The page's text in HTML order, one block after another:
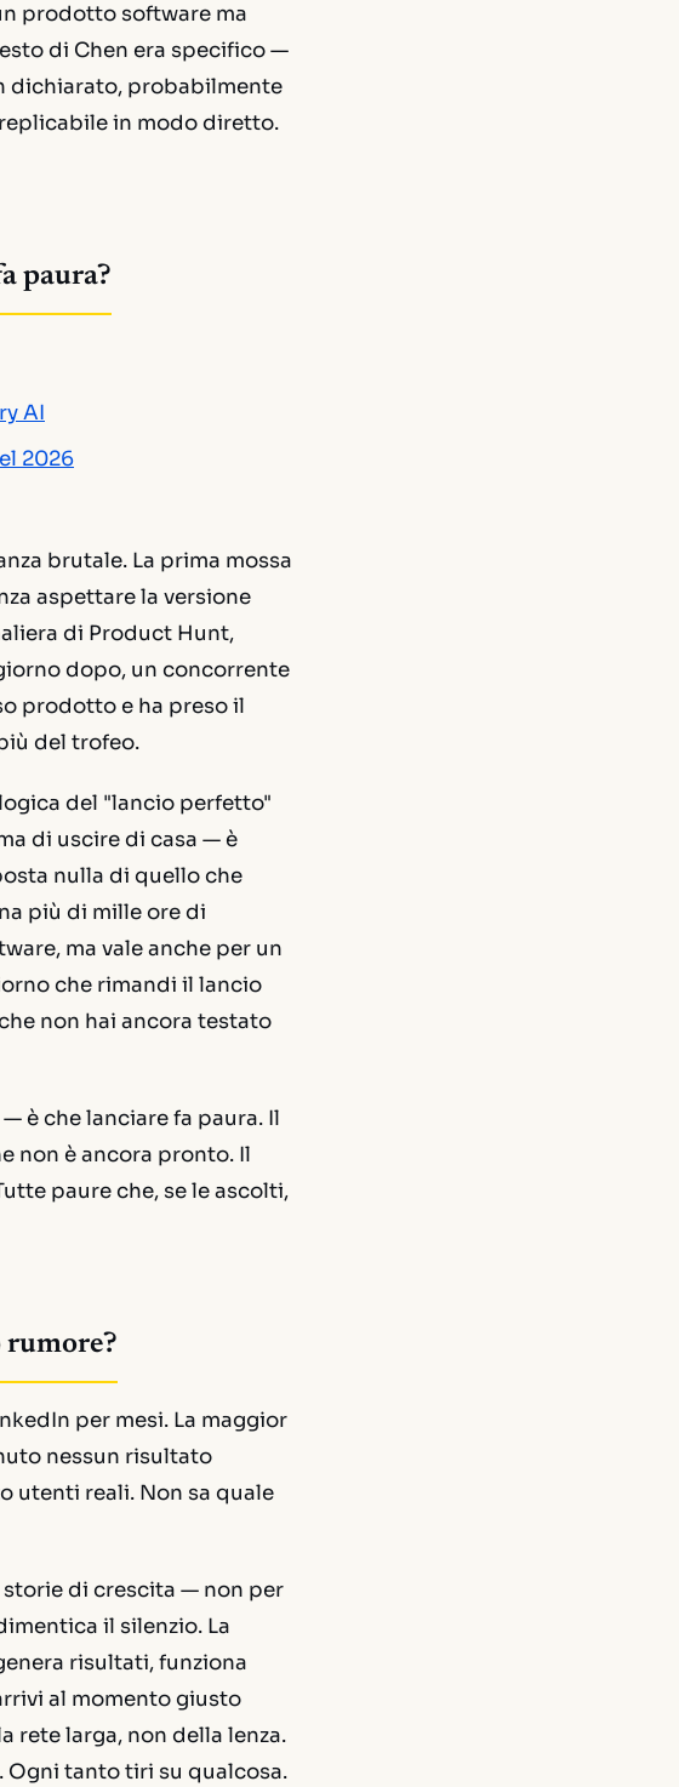
prodotto software ma
di Chen era specifico —
dichiarato, probabilmente
in modo diretto.
paura?
AI
2026
brutale. La prima mossa
aspettare la versione
di Product Hunt,
dopo, un concorrente
prodotto e ha preso il
del trofeo.
del "lancio perfetto"
di uscire di casa — è
nulla di quello che
più di mille ore di
ma vale anche per un
che rimandi il lancio
non hai ancora testato
è chelanciare fa paura. Il
non è ancora pronto. Il
paure che, se le ascolti,
rumore?
per mesi. La maggior
nessun risultato
utenti reali. Non sa quale
storie di crescita — non per
il silenzio. La
risultati, funziona
al momento giusto
rete larga, non della lenza.
Ogni tanto tiri su qualcosa.